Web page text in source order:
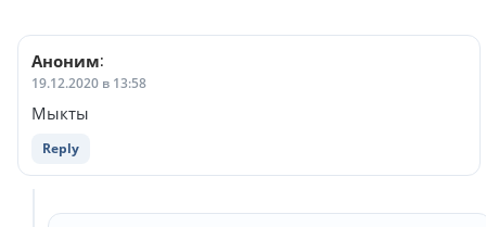
Аноним:
19.12.2020 в 13:58
Мыкты
Reply